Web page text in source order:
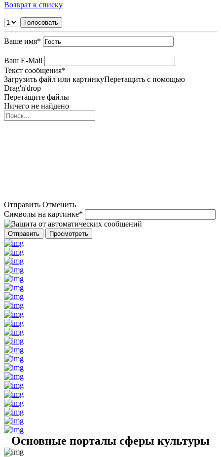
Возврат к списку
Ваше имя*
Ваш E-Mail
Текст сообщения*
Загрузить файл или картинкуПеретащить с помощью
Drag'n'drop
Перетащите файлы
Ничего не найдено
Отправить Отменить
Символы на картинке*
Основные порталы сферы культуры